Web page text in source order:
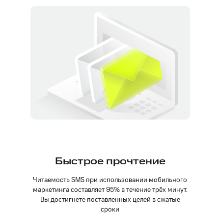
Быстрое прочтение
Читаемость SMS при использовании мобильного
маркетинга составляет 95% в течение трёх минут.
Вы достигнете поставленных целей в сжатые
сроки